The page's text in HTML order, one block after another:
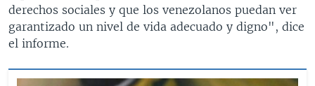
derechos sociales y que los venezolanos puedan ver
garantizado un nivel de vida adecuado y digno", dice
el informe.